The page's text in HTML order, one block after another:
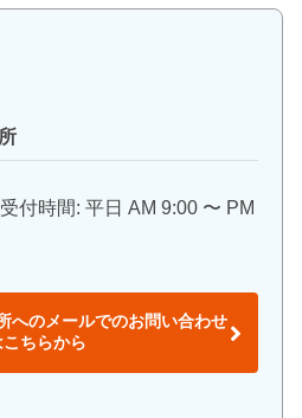
受付時間: 平日 AM 9:00 〜 PM
へのメールでのお問い合わせ
こちらから